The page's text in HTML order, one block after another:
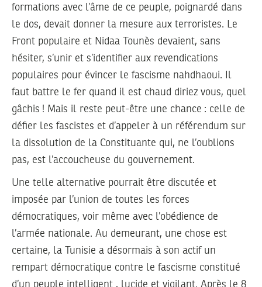
formations avec l’âme de ce peuple, poignardé dans
le dos, devait donner la mesure aux terroristes. Le
Front populaire et Nidaa Tounès devaient, sans
hésiter, s’unir et s’identifier aux revendications
populaires pour évincer le fascisme nahdhaoui. Il
faut battre le fer quand il est chaud diriez vous, quel
gâchis ! Mais il reste peut-être une chance : celle de
défier les fascistes et d’appeler à un référendum sur
la dissolution de la Constituante qui, ne l’oublions
pas, est l’accoucheuse du gouvernement.
Une telle alternative pourrait être discutée et
imposée par l’union de toutes les forces
démocratiques, voir même avec l’obédience de
l’armée nationale. Au demeurant, une chose est
certaine, la Tunisie a désormais à son actif un
rempart démocratique contre le fascisme constitué
d’un peuple intelligent , lucide et vigilant. Après le 8